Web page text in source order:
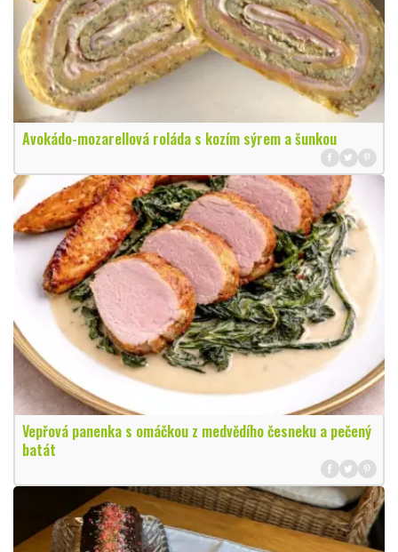
Avokádo-mozarellová roláda s kozím sýrem a šunkou
Vepřová panenka s omáčkou z medvědího česneku a pečený
batát